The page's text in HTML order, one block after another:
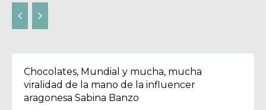
Chocolates, Mundial y mucha, mucha
viralidad de la mano de la influencer
aragonesa Sabina Banzo